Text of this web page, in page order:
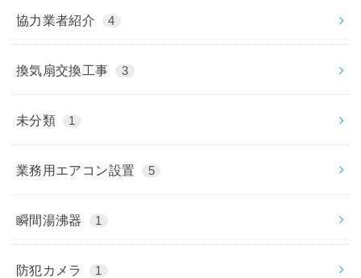
協力業者紹介 4
換気扇交換工事 3
未分類 1
業務用エアコン設置 5
瞬間湯沸器 1
防犯カメラ 1